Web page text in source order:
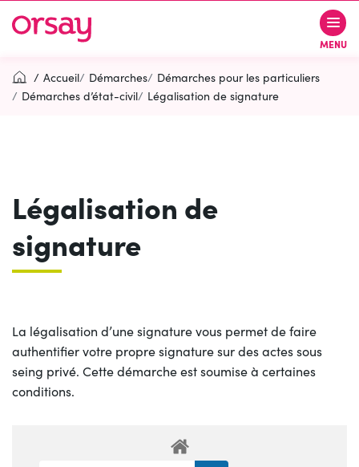
navigation
au
au
page
Ville d’Orsay MENU
Contactez-nous Accessibilité
Accueil Démarches
Démarches pour les particuliers
Démarches d’état-civil
Légalisation de signature
Légalisation de
signature
La légalisation d’une signature vous permet de faire
authentifier votre propre signature sur des actes sous
seing privé. Cette démarche est soumise à certaines
conditions.